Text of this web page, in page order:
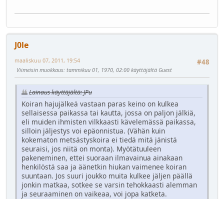
J0le
#48
maaliskuu 07, 2011, 19:54
Viimeisin muokkaus: tammikuu 01, 1970, 02:00 käyttäjältä Guest
Lainaus käyttäjältä: JPu
Koiran hajujälkeä vastaan paras keino on kulkea
sellaisessa paikassa tai kautta, jossa on paljon jälkiä,
eli muiden ihmisten vilkkaasti kävelemässä paikassa,
silloin jäljestys voi epäonnistua. (Vähän kuin
kokematon metsästyskoira ei tiedä mitä jänistä
seuraisi, jos niitä on monta). Myötätuuleen
pakeneminen, ettei suoraan ilmavainua ainakaan
henkilöstä saa ja äänetkin hiukan vaimenee koiran
suuntaan. Jos suuri joukko muita kulkee jäljen päällä
jonkin matkaa, sotkee se varsin tehokkaasti alemman
ja seuraaminen on vaikeaa, voi jopa katketa.